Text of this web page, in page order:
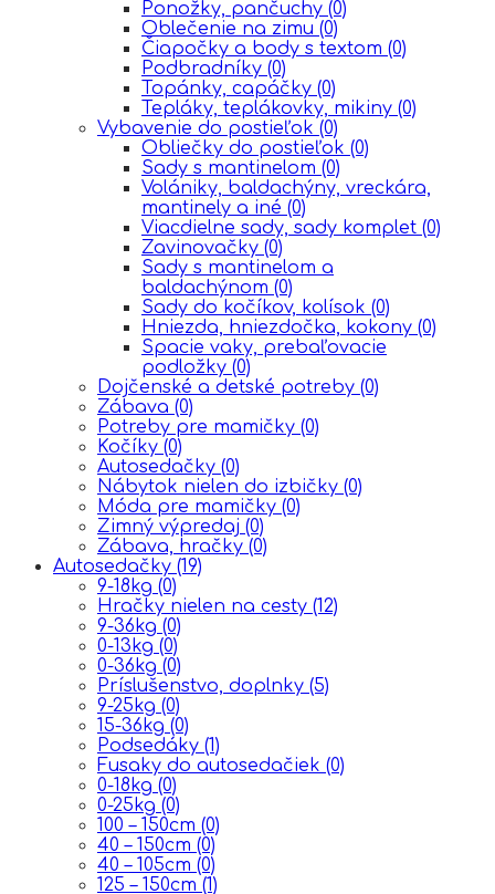
Ponožky, pančuchy (0)
Oblečenie na zimu (0)
Čiapočky a body s textom (0)
Podbradníky (0)
Topánky, capáčky (0)
Tepláky, teplákovky, mikiny (0)
Vybavenie do postieľok (0)
Obliečky do postieľok (0)
Sady s mantinelom (0)
Volániky, baldachýny, vreckára,
mantinely a iné (0)
Viacdielne sady, sady komplet (0)
Zavinovačky (0)
Sady s mantinelom a
baldachýnom (0)
Sady do kočíkov, kolísok (0)
Hniezda, hniezdočka, kokony (0)
Spacie vaky, prebaľovacie
podložky (0)
Dojčenské a detské potreby (0)
Zábava (0)
Potreby pre mamičky (0)
Kočíky (0)
Autosedačky (0)
Nábytok nielen do izbičky (0)
Móda pre mamičky (0)
Zimný výpredaj (0)
Zábava, hračky (0)
Autosedačky (19)
9-18kg (0)
Hračky nielen na cesty (12)
9-36kg (0)
0-13kg (0)
0-36kg (0)
Príslušenstvo, doplnky (5)
9-25kg (0)
15-36kg (0)
Podsedáky (1)
Fusaky do autosedačiek (0)
0-18kg (0)
0-25kg (0)
100 – 150cm (0)
40 – 150cm (0)
40 – 105cm (0)
125 – 150cm (1)